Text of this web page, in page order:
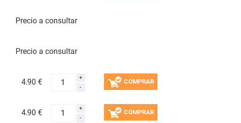
Precio a consultar
Precio a consultar
4.90 € COMPRAR
4.90 € COMPRAR